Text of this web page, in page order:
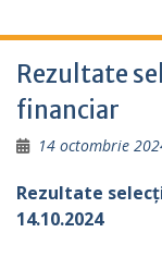
Rezultate
financiar
14 octombrie
Rezultate
14.10.2024